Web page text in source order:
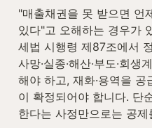
"매출채권을 못 받으면 언
있다"고 오해하는 경우가
세법 시행령 제87조에서
사망·실종·해산·부도·회
해야 하고, 재화·용역을
이 확정되어야 합니다. 단
한다는 사정만으로는 공